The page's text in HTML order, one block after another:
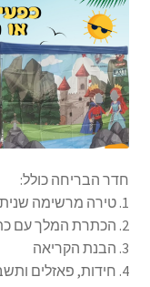
חדר הבריחה כולל:
1. טירה מרשימה שניתן להצטלם איתה כנסיך ונסיכה
2. הכתרת המלך עם כתר
3. הבנת הקריאה
4. חידות, פאזלים ותשבצים